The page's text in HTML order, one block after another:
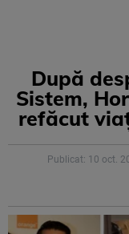
După
Sistem,
refăcut
Publicat: 10 oct.